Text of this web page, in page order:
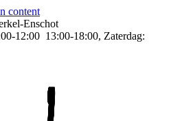
content
Enschot
12:00 13:00-18:00, Zaterdag: